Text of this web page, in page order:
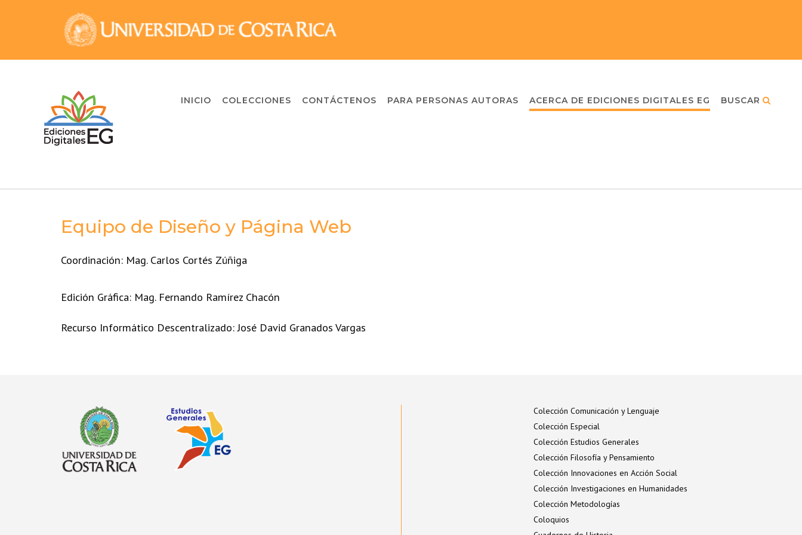
INICIO
COLECCIONES CONTÁCTENOS PARA PERSONAS AUTORAS ACERCA DE EDICIONES DIGITALES EG BUSCAR
Equipo de Diseño y Página Web
Coordinación: Mag. Carlos Cortés Zúñiga
Edición Gráfica: Mag. Fernando Ramírez Chacón
Recurso Informático Descentralizado: José David Granados Vargas
Colección Comunicación y Lenguaje
Colección Especial
Colección Estudios Generales
Colección Filosofía y Pensamiento
Colección Innovaciones en Acción Social
Colección Investigaciones en Humanidades
Colección Metodologías
Coloquios